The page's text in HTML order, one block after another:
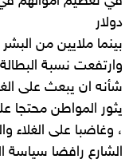
دولار
بينما ملايين من
وارتفعت نسبة
شأنه ان يبعث على
يثور المواطن محتجا
، وغاضبا على الغلاء
الشارع رافضا سياسة